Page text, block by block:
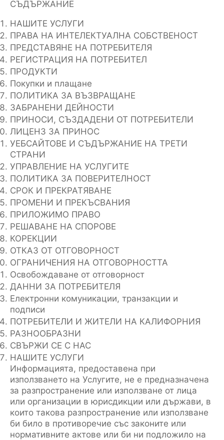
СЪДЪРЖАНИЕ
НАШИТЕ УСЛУГИ
ПРАВА НА ИНТЕЛЕКТУАЛНА СОБСТВЕНОСТ
ПРЕДСТАВЯНЕ НА ПОТРЕБИТЕЛЯ
РЕГИСТРАЦИЯ НА ПОТРЕБИТЕЛ
ПРОДУКТИ
Покупки и плащане
ПОЛИТИКА ЗА ВЪЗВРАЩАНЕ
ЗАБРАНЕНИ ДЕЙНОСТИ
ПРИНОСИ, СЪЗДАДЕНИ ОТ ПОТРЕБИТЕЛИ
ЛИЦЕНЗ ЗА ПРИНОС
УЕБСАЙТОВЕ И СЪДЪРЖАНИЕ НА ТРЕТИ
СТРАНИ
УПРАВЛЕНИЕ НА УСЛУГИТЕ
ПОЛИТИКА ЗА ПОВЕРИТЕЛНОСТ
СРОК И ПРЕКРАТЯВАНЕ
ПРОМЕНИ И ПРЕКЪСВАНИЯ
ПРИЛОЖИМО ПРАВО
РЕШАВАНЕ НА СПОРОВЕ
КОРЕКЦИИ
ОТКАЗ ОТ ОТГОВОРНОСТ
ОГРАНИЧЕНИЯ НА ОТГОВОРНОСТТА
Освобождаване от отговорност
ДАННИ ЗА ПОТРЕБИТЕЛЯ
Електронни комуникации, транзакции и
подписи
ПОТРЕБИТЕЛИ И ЖИТЕЛИ НА КАЛИФОРНИЯ
РАЗНООБРАЗНИ
СВЪРЖИ СЕ С НАС
НАШИТЕ УСЛУГИ
Информацията, предоставена при
използването на Услугите, не е предназначена
за разпространение или използване от лица
или организации в юрисдикции или държави, в
които такова разпространение или използване
би било в противоречие със законите или
нормативните актове или би ни подложило на